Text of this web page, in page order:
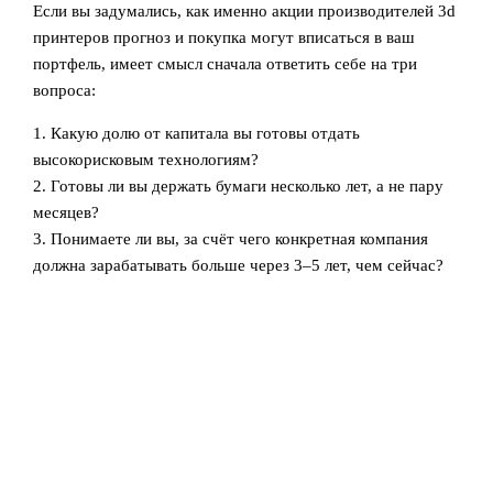
Если вы задумались, как именно акции производителей 3d
принтеров прогноз и покупка могут вписаться в ваш
портфель, имеет смысл сначала ответить себе на три
вопроса:
1. Какую долю от капитала вы готовы отдать
высокорисковым технологиям?
2. Готовы ли вы держать бумаги несколько лет, а не пару
месяцев?
3. Понимаете ли вы, за счёт чего конкретная компания
должна зарабатывать больше через 3–5 лет, чем сейчас?